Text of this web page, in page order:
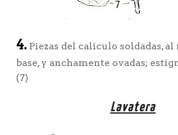
4.Piezas del calículo soldadas, al
base, y anchamente ovadas;
(7)
Lavatera